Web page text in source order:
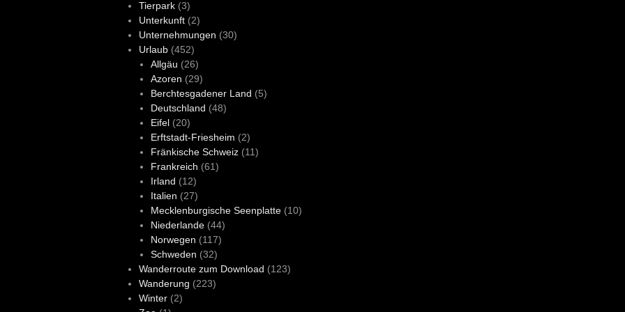
Tierpark(3)
Unterkunft(2)
Unternehmungen (30)
Urlaub(452)
Allgäu (26)
Azoren (29)
Berchtesgadener Land (5)
Deutschland (48)
Eifel(20)
Erftstadt-Friesheim (2)
Fränkische Schweiz(11)
Frankreich (61)
Irland (12)
Italien (27)
Mecklenburgische Seenplatte(10)
Niederlande(44)
Norwegen (117)
Schweden (32)
Wanderroute zum Download (123)
Wanderung (223)
Winter(2)